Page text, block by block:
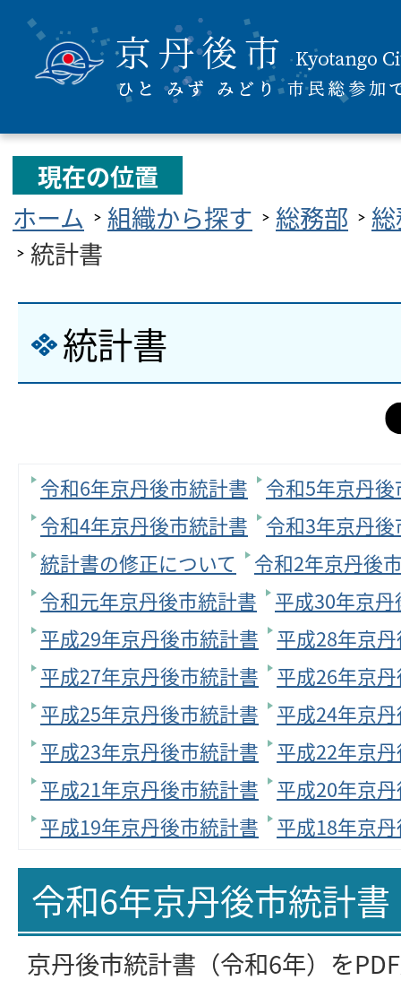
現在の位置
ホーム
組織から探す 総務部
統計書
統計書
令和6年京丹後市統計書
令和5年京丹
令和4年京丹後市統計書
令和3年京丹
統計書の修正について
令和2年京丹後
令和元年京丹後市統計書
平成30年京
平成29年京丹後市統計書
平成28年京
平成27年京丹後市統計書
平成26年京
平成25年京丹後市統計書
平成24年京
平成23年京丹後市統計書
平成22年京
平成21年京丹後市統計書
平成20年京
平成19年京丹後市統計書
平成18年京
令和6年京丹後市統計書
京丹後市統計書（令和6年）を